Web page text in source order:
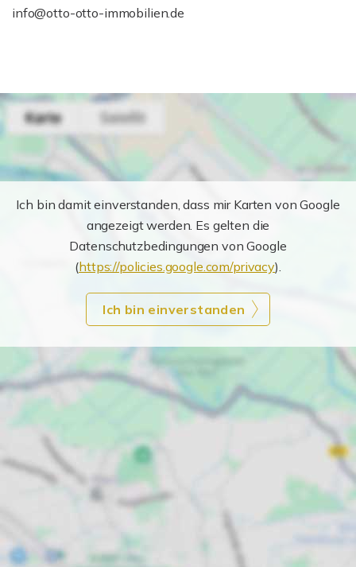
info@otto-otto-immobilien.de
Ich bin damit einverstanden, dass mir Karten von Google
angezeigt werden. Es gelten die
Datenschutzbedingungen von Google
(https://policies.google.com/privacy).
Ich bin einverstanden